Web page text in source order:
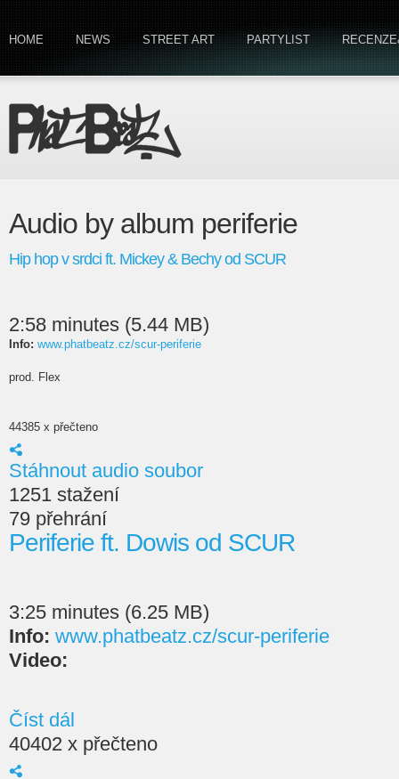
HOME NEWS STREET ART PARTYLIST
Audio by album periferie
Hip hop v srdci ft. Mickey & Bechy od SCUR
2:58 minutes (5.44 MB)
Info: www.phatbeatz.cz/scur-periferie
prod. Flex
44385 x přečteno
Stáhnout audio soubor
1251 stažení
79 přehrání
Periferie ft. Dowis od SCUR
3:25 minutes (6.25 MB)
Info: www.phatbeatz.cz/scur-periferie
Video:
Číst dál
40402 x přečteno